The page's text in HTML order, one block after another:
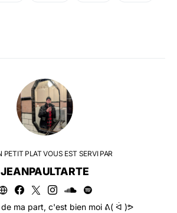
PETIT PLAT VOUS EST SERVI PAR
JEANPAULTARTE
de ma part, c'est bien moi ᕕ( ᐛ )ᕗ